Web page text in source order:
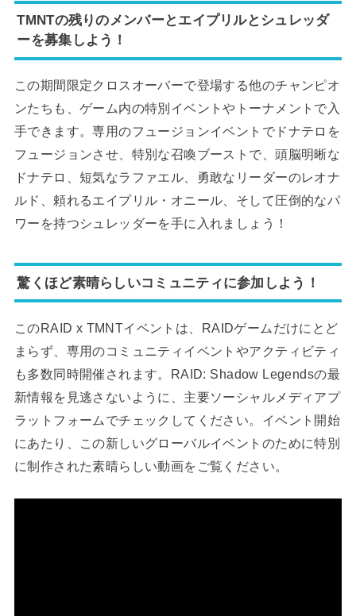
TMNTの残りのメンバーとエイプリルとシュレッダ
ーを募集しよう！
この期間限定クロスオーバーで登場する他のチャンピオ
ンたちも、ゲーム内の特別イベントやトーナメントで入
手できます。専用のフュージョンイベントでドナテロを
フュージョンさせ、特別な召喚ブーストで、頭脳明晰な
ドナテロ、短気なラファエル、勇敢なリーダーのレオナ
ルド、頼れるエイプリル・オニール、そして圧倒的なパ
ワーを持つシュレッダーを手に入れましょう！
驚くほど素晴らしいコミュニティに参加しよう！
このRAID x TMNTイベントは、RAIDゲームだけにとど
まらず、専用のコミュニティイベントやアクティビティ
も多数同時開催されます。RAID: Shadow Legendsの最
新情報を見逃さないように、主要ソーシャルメディアプ
ラットフォームでチェックしてください。イベント開始
にあたり、この新しいグローバルイベントのために特別
に制作された素晴らしい動画をご覧ください。